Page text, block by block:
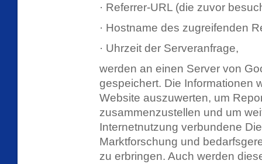
· Referrer-URL (die zuvor
· Hostname des zugreifenden
· Uhrzeit der Serveranfrage,
werden an einen Server von
gespeichert. Die Informationen
Website auszuwerten, um
zusammenzustellen und um
Internetnutzung verbundene
Marktforschung und
zu erbringen. Auch werden